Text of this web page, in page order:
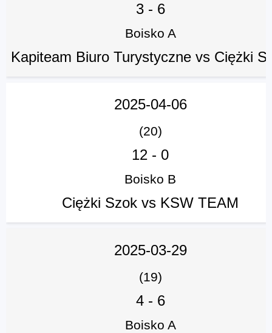
3- 6
Boisko A
Kapiteam Biuro Turystyczne vs Ciężki
2025-04-06
(20)
12 - 0
Boisko B
Ciężki Szok vs KSW TEAM
2025-03-29
(19)
4- 6
Boisko A